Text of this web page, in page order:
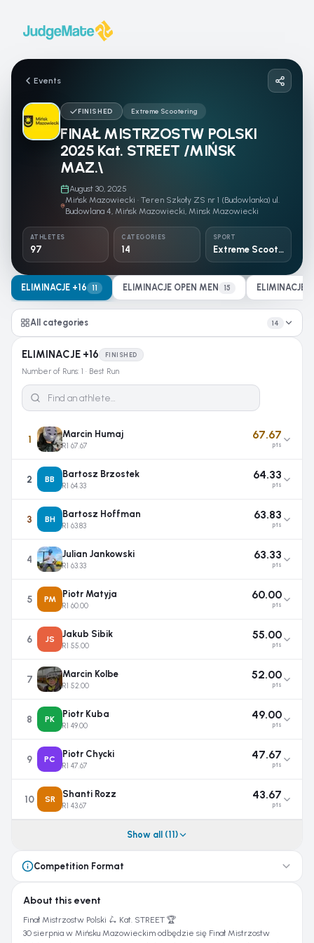
Events
FINISHED Extreme Scootering
FINAŁ MISTRZOSTW POLSKI
2025 Kat. STREET /MIŃSK
MAZ.\
August 30, 2025
Mińsk Mazowiecki · Teren Szkoły ZS nr 1 (Budowlanka) ul.
Budowlana 4, Mińsk Mazowiecki, Minsk Mazowiecki
ATHLETES
97
CATEGORIES
14
SPORT
Extreme Scootering
About this event
Finał Mistrzostw Polski 🛴 Kat. STREET 🏆
30 sierpnia w Mińsku Mazowieckim odbędzie się Finał Mistrzostw
ELIMINACJE +16 11 ELIMINACJE OPEN MEN 15 ELIMINACJE
All categories 14
ELIMINACJE +16 FINISHED
Number of Runs: 1 · Best Run
1 Marcin Humaj
R1 67.67
67.67
pts
2 BB Bartosz Brzostek
R1 64.33
64.33
pts
3 BH Bartosz Hoffman
R1 63.83
63.83
pts
4 Julian Jankowski
R1 63.33
63.33
pts
5 PM Piotr Matyja
R1 60.00
60.00
pts
6 JS Jakub Sibik
R1 55.00
55.00
pts
7 Marcin Kolbe
R1 52.00
52.00
pts
8 PK Piotr Kuba
R1 49.00
49.00
pts
9 PC Piotr Chycki
R1 47.67
47.67
pts
10 SR Shanti Rozz
R1 43.67
43.67
pts
Show all (11)
Competition Format